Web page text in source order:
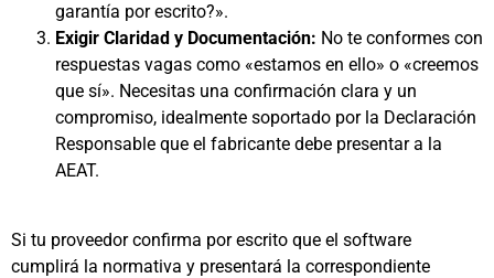
garantía por escrito?».
Exigir Claridad y Documentación: No te conformes con
respuestas vagas como «estamos en ello» o «creemos
que sí». Necesitas una confirmación clara y un
compromiso, idealmente soportado por la Declaración
Responsable que el fabricante debe presentar a la
AEAT.
Si tu proveedor confirma por escrito que el software
cumplirá la normativa y presentará la correspondiente